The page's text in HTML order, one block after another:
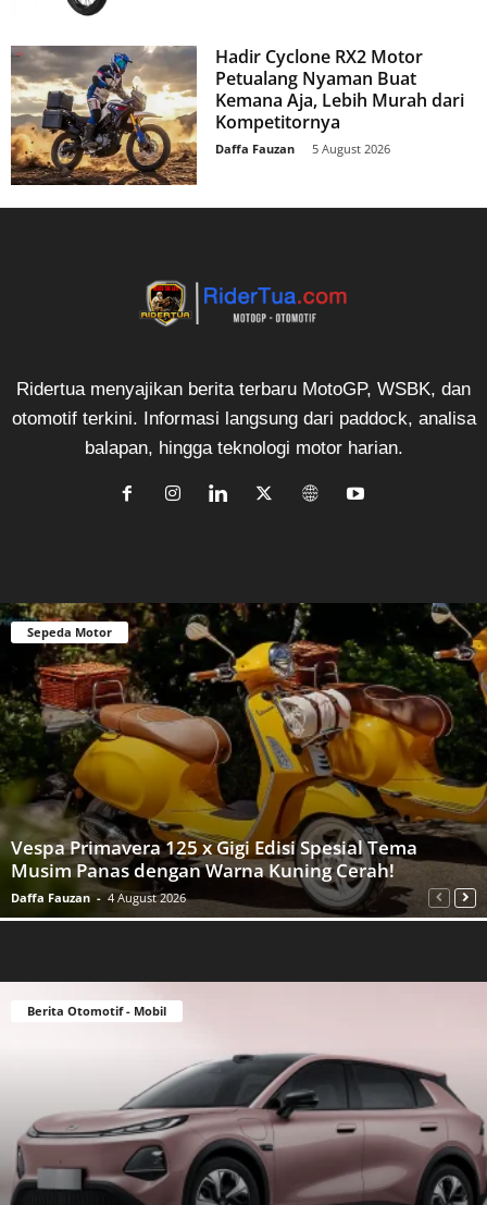
Hadir Cyclone RX2 Motor
Petualang Nyaman Buat
Kemana Aja, Lebih Murah dari
Kompetitornya
Daffa Fauzan 5 August 2026
Ridertua menyajikan berita terbaru MotoGP, WSBK, dan
otomotif terkini. Informasi langsung dari paddock, analisa
balapan, hingga teknologi motor harian.
Sepeda Motor
Vespa Primavera 125 x Gigi Edisi Spesial Tema
Musim Panas dengan Warna Kuning Cerah!
Daffa Fauzan - 4 August 2026
Berita Otomotif - Mobil